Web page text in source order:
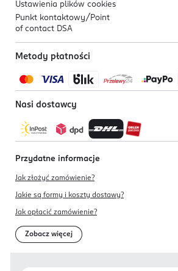
Ustawienia plików cookies
Punkt kontaktowy/ Point
of contact DSA
Metody płatności
Nasi dostawcy
Przydatne informacje
Jak złożyć zamówienie?
Jakie są formy i koszty dostawy?
Jak opłacić zamówienie?
Zobacz więcej